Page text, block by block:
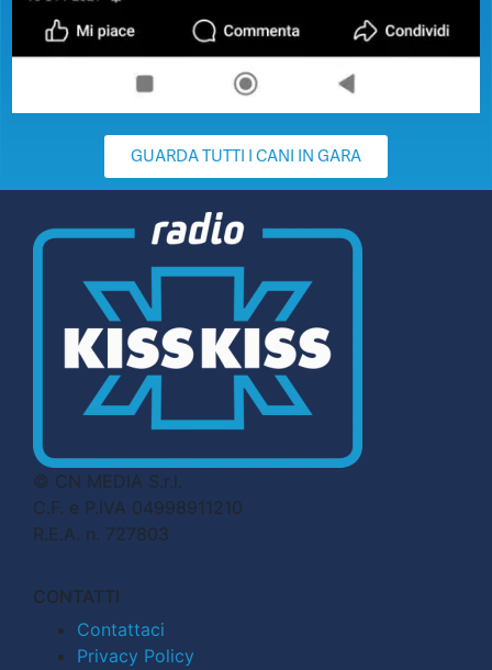
GUARDA TUTTI I CANI IN GARA
© CN MEDIA S.r.l.
C.F. e P.IVA 04998911210
R.E.A. n. 727803
CONTATTI
Contattaci
Privacy Policy